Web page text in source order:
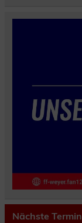
Nächste